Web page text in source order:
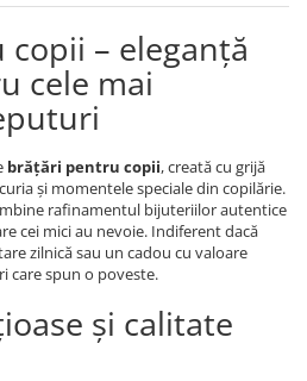
– eleganță
cele mai
brățări pentru copii, creată cu grijă
și momentele speciale din copilărie.
rafinamentul bijuteriilor autentice
cei mici au nevoie. Indiferent dacă
zilnică sau un cadou cu valoare
care spun o poveste.
și calitate